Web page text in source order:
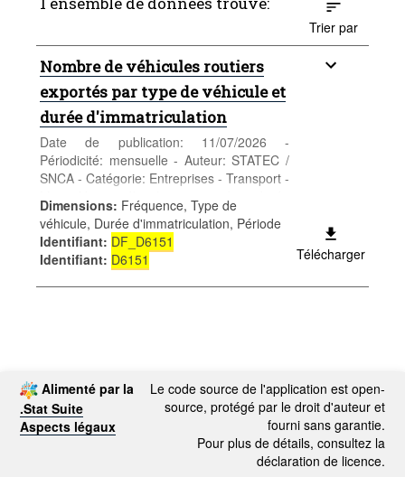
Trier par
Nombre de véhicules routiers
exportés par type de véhicule et
durée d'immatriculation
Date de publication: 11/07/2026 -
Périodicité: mensuelle - Auteur: STATEC /
SNCA - Catégorie: Entreprises - Transport -
Mots-clés: véhicule exporté; durée
d'immatriculation
Dimensions: Fréquence, Type de
véhicule, Durée d'immatriculation, Période
Identifiant: DF_D6151
Identifiant: D6151 Télécharger
Alimenté par la
.Stat Suite
Aspects légaux
Le code source de l'application est open-
source, protégé par le droit d'auteur et
fourni sans garantie.
Pour plus de détails, consultez la
déclaration de licence.